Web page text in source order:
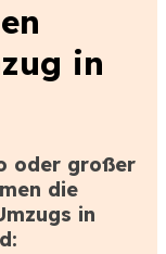
in
oder großer
die
in